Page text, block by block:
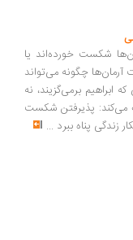
خورده‌اند یا
چگونه می‌تواند
برمی‌گزیند، نه
پذیرفتن شکست
پناه ببرد...